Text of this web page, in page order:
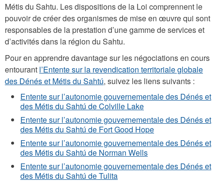
Métis du Sahtu. Les dispositions de la Loi comprennent le
pouvoir de créer des organismes de mise en œuvre qui sont
responsables de la prestation d’une gamme de services et
d’activités dans la région du Sahtu.
Pour en apprendre davantage sur les négociations en cours
entourant l’Entente sur la revendication territoriale globale
des Dénés et Métis du Sahtú, suivez les liens suivants :
Entente sur l’autonomie gouvernementale des Dénés et
des Métis du Sahtú de Colville Lake
Entente sur l’autonomie gouvernementale des Dénés et
des Métis du Sahtú de Fort Good Hope
Entente sur l’autonomie gouvernementale des Dénés et
des Métis du Sahtú de Norman Wells
Entente sur l’autonomie gouvernementale des Dénés et
des Métis du Sahtú de Tulita